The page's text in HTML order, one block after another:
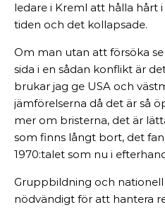
ledare i Kreml att hålla hårt
tiden och det kollapsade.
Om man utan att försöka
sida i en sådan konflikt är
brukar jag ge USA och
jämförelserna då det är så
mer om bristerna, det är
som finns långt bort, det
1970:talet som nu i
Gruppbildning och
nödvändigt för att hantera